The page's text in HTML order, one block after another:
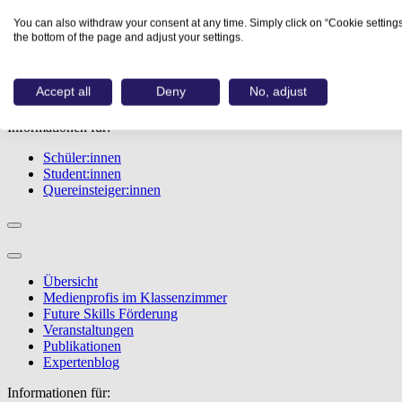
Übersicht
Berufe
Studiengänge
Berufstest
Bewerbungstipps
Informationen für:
Schüler:innen
Student:innen
Quereinsteiger:innen
Übersicht
Medienprofis im Klassenzimmer
Future Skills Förderung
Veranstaltungen
Publikationen
Expertenblog
Informationen für:
You can also withdraw your consent at any time. Simply click on “Cookie
the bottom of the page and adjust your settings.
Accept all Deny No, adjust